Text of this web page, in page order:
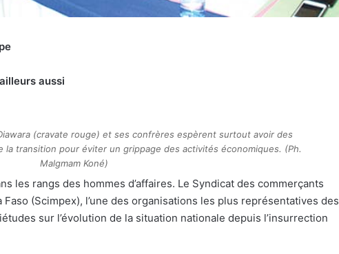
aussi
(cravate rouge) et ses confrères espèrent surtout avoir des
la transition pour éviter un grippage des activités économiques. (Ph.
Malgmam Koné)
les rangs des hommes d’affaires. Le Syndicat des commerçants
(Scimpex), l’une des organisations les plus représentatives des
sur l’évolution de la situation nationale depuis l’insurrection